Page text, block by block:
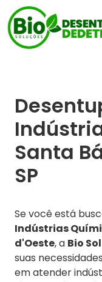
Santa
SP
Se você está
Indústrias
d'Oeste, a Bio
suas
em atender